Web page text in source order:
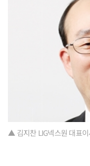
▲ 김지찬 LIG넥스원 대표이